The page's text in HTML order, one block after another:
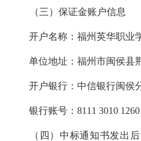
（三）保证金账户信息
开户名称：福州英华职业
单位地址：福州市闽侯县
开户银行：中信银行闽侯
银行账号：8111 3010 1260
（四） 中标通知书发出后